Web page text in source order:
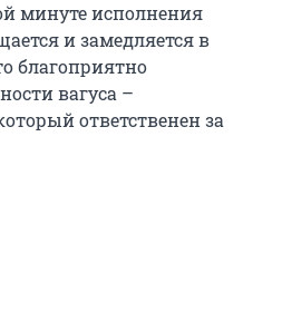
минуте исполнения
и замедляется в
благоприятно
вагуса –
ответственен за